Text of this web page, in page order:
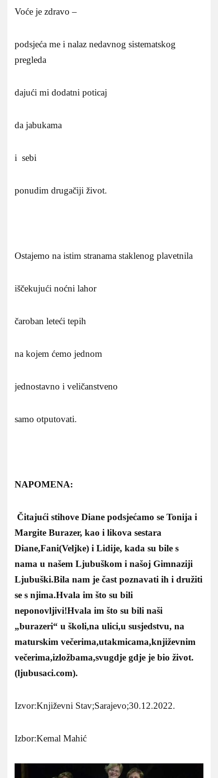
Voće je zdravo –
podsjeća me i nalaz nedavnog sistematskog
pregleda
dajući mi dodatni poticaj
da jabukama
i sebi
ponudim drugačiji život.
Ostajemo na istim stranama staklenog plavetnila
iščekujući noćni lahor
čaroban leteći tepih
na kojem ćemo jednom
jednostavno i veličanstveno
samo otputovati.
NAPOMENA:
Čitajući stihove Diane podsjećamo se Tonija i
Margite Burazer, kao i likova sestara
Diane,Fani(Veljke) i Lidije, kada su bile s
nama u našem Ljubuškom i našoj Gimnaziji
Ljubuški.Bila nam je čast poznavati ih i družiti
se s njima.Hvala im što su bili
neponovljivi!Hvala im što su bili naši
„burazeri“ u školi,na ulici,u susjedstvu, na
maturskim večerima,utakmicama,književnim
večerima,izložbama,svugdje gdje je bio život.
(ljubusaci.com).
Izvor:Književni Stav;Sarajevo;30.12.2022.
Izbor:Kemal Mahić